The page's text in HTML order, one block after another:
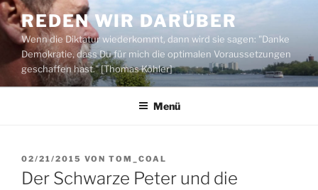
Zum
Inhalt
springen
REDEN WIR DARÜBER
Wenn die Diktatur wiederkommt, dann wird sie sagen: "Danke
Demokratie, dass Du für mich die optimalen Voraussetzungen
geschaffen hast." [Thomas Köhler]
Menü
VERÖFFENTLICHT
AM
02/21/2015 VON TOM_COAL
Der Schwarze Peter und die